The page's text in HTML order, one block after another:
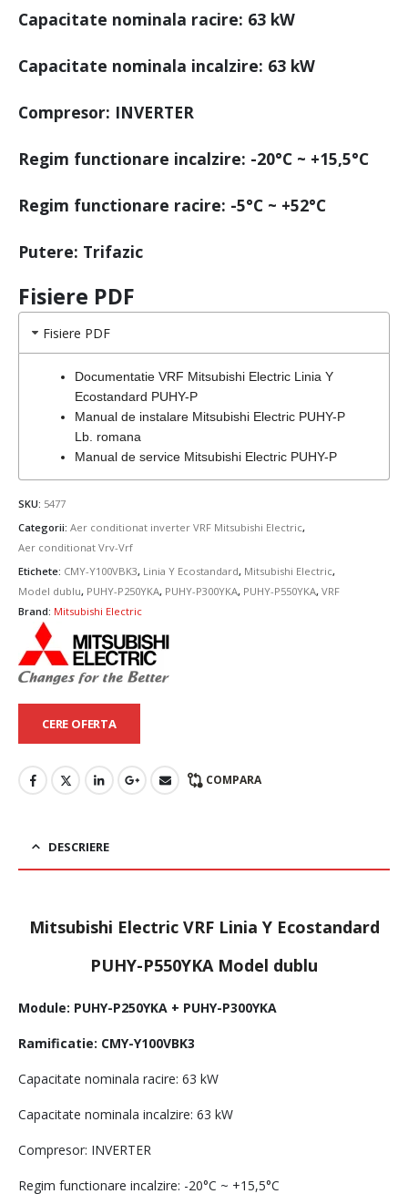
Capacitate nominala racire: 63 kW
Capacitate nominala incalzire: 63 kW
Compresor: INVERTER
Regim functionare incalzire: -20°C ~ +15,5°C
Regim functionare racire: -5°C ~ +52°C
Putere: Trifazic
Fisiere PDF
Fisiere PDF
Documentatie VRF Mitsubishi Electric Linia Y
Ecostandard PUHY-P
Manual de instalare Mitsubishi Electric PUHY-P
Lb. romana
Manual de service Mitsubishi Electric PUHY-P
SKU: 5477
Categorii: Aer conditionat inverter VRF Mitsubishi Electric,
Aer conditionat Vrv-Vrf
Etichete: CMY-Y100VBK3, Linia Y Ecostandard, Mitsubishi Electric,
Model dublu, PUHY-P250YKA, PUHY-P300YKA, PUHY-P550YKA, VRF
Brand: Mitsubishi Electric
CERE OFERTA
COMPARA
DESCRIERE
Mitsubishi Electric VRF Linia Y Ecostandard
PUHY-P550YKA Model dublu
Module: PUHY-P250YKA + PUHY-P300YKA
Ramificatie: CMY-Y100VBK3
Capacitate nominala racire: 63 kW
Capacitate nominala incalzire: 63 kW
Compresor: INVERTER
Regim functionare incalzire: -20°C ~ +15,5°C